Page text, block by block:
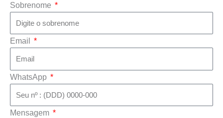
Sobrenome
Email
WhatsApp
Mensagem